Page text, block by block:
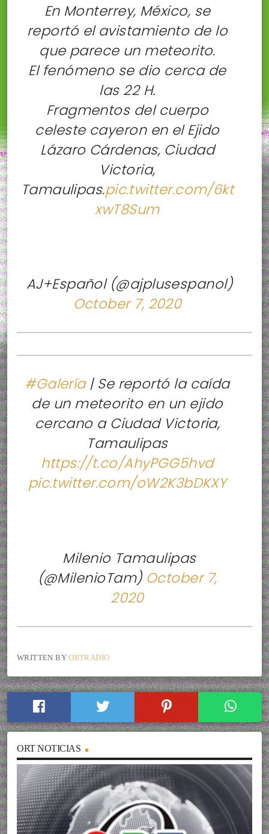
En Monterrey, México, se
reportó el avistamiento de lo
que parece un meteorito.
El fenómeno se dio cerca de
las 22 H.
Fragmentos del cuerpo
celeste cayeron en el Ejido
Lázaro Cárdenas, Ciudad
Victoria,
Tamaulipas.pic.twitter.com/6kt
xwT8Sum
 AJ+Español (@ajplusespanol)
October 7, 2020
#Galería| Se reportó la caída
de un meteorito en un ejido
cercano a Ciudad Victoria,
Tamaulipas
https://t.co/AhyPGG5hvd
pic.twitter.com/oW2K3bDKXY
 Milenio Tamaulipas
(@MilenioTam) October 7,
2020
WRITTEN BYORTRADIO
ORT NOTICIAS